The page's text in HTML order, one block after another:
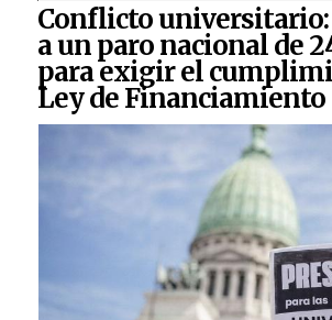
Conflicto universitario:
a un paro nacional de
para exigir el
Ley de Financiamiento